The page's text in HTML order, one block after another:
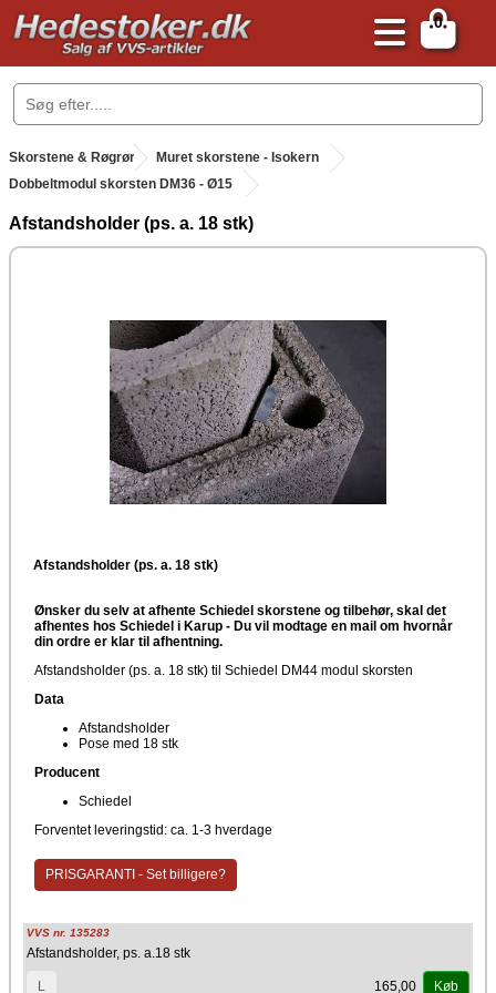
0
.
Skorstene & Røgrør .
Muret skorstene - Isokern
Dobbeltmodul skorsten DM36 - Ø15
Afstandsholder (ps. a. 18 stk)
Afstandsholder (ps. a. 18 stk)
Ønsker du selv at afhente Schiedel skorstene og tilbehør, skal det
afhentes hos Schiedel i Karup - Du vil modtage en mail om hvornår
din ordre er klar til afhentning.
Afstandsholder (ps. a. 18 stk) til Schiedel DM44 modul skorsten
Data
Afstandsholder
Pose med 18 stk
Producent
Schiedel
Forventet leveringstid: ca. 1-3 hverdage
PRISGARANTI - Set billigere?
VVS nr. 135283
Afstandsholder, ps. a.18 stk
L 165,00 Køb